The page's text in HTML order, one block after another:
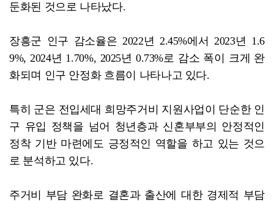
둔화된 것으로 나타났다.
장흥군 인구 감소율은 2022년 2.45%에서 2023년 1.6
9%, 2024년 1.70%, 2025년 0.73%로 감소 폭이 크게 완
화되며 인구 안정화 흐름이 나타나고 있다.
특히 군은 전입세대 희망주거비 지원사업이 단순한 인
구 유입 정책을 넘어 청년층과 신혼부부의 안정적인
정착 기반 마련에도 긍정적인 역할을 하고 있는 것으
로 분석하고 있다.
주거비 부담 완화로 결혼과 출산에 대한 경제적 부담